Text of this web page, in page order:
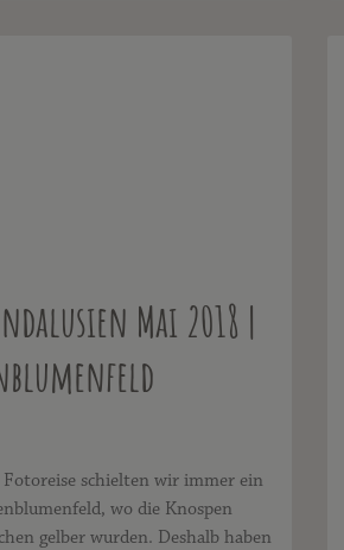
Mai 2018 |
Fotoreise schielten wir immer ein
wo die Knospen
gelber wurden. Deshalb haben